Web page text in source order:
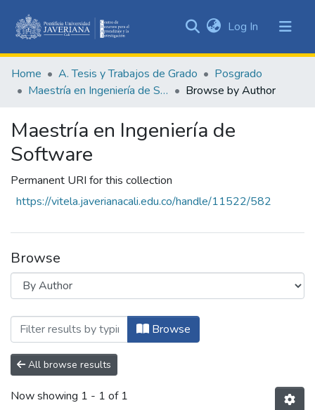
&
Collections
Log In (current)
Home A. Tesis y Trabajos de Grado
Posgrado
Maestría en Ingeniería de Software
Browse by Author
Maestría en Ingeniería de
Software
Permanent URI for this collection
https://vitela.javerianacali.edu.co/handle/11522/582
Browse
Browsing Maestría en Ingeniería de
Browse
All browse results
Now showing 1 - 1 of 1